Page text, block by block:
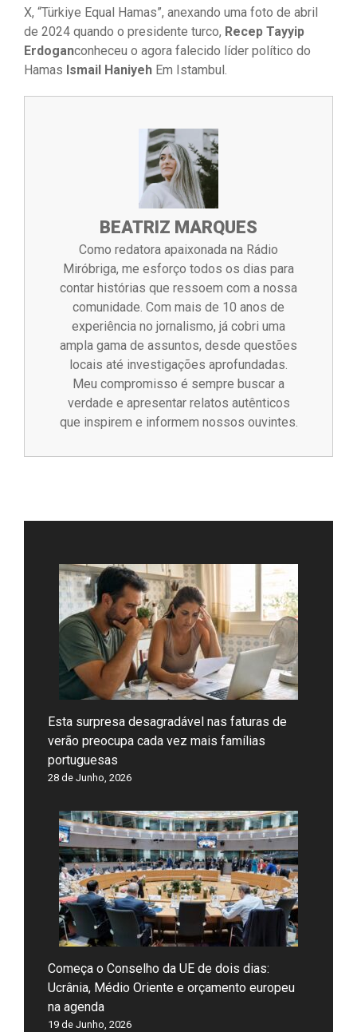
X, “Türkiye Equal Hamas”, anexando uma foto de abril
de 2024 quando o presidente turco, Recep Tayyip
Erdoganconheceu o agora falecido líder político do
Hamas Ismail Haniyeh Em Istambul.
BEATRIZ MARQUES
Como redatora apaixonada na Rádio
Miróbriga, me esforço todos os dias para
contar histórias que ressoem com a nossa
comunidade. Com mais de 10 anos de
experiência no jornalismo, já cobri uma
ampla gama de assuntos, desde questões
locais até investigações aprofundadas.
Meu compromisso é sempre buscar a
verdade e apresentar relatos autênticos
que inspirem e informem nossos ouvintes.
Esta surpresa desagradável nas faturas de
verão preocupa cada vez mais famílias
portuguesas
28 de Junho, 2026
Começa o Conselho da UE de dois dias:
Ucrânia, Médio Oriente e orçamento europeu
na agenda
19 de Junho, 2026